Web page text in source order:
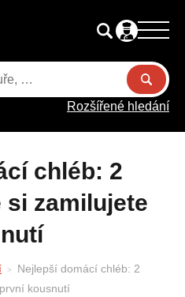
Rozšířené hledání
si zamilujete
Nejlepší domácí chléb: 2
kousnutí